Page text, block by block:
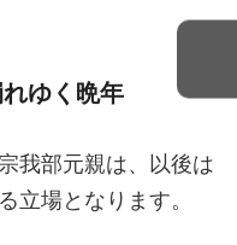
ゆく晩年
我部元親は、以後は
立場となります。